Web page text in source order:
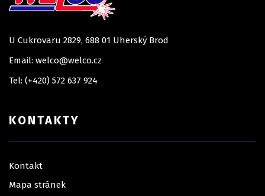
U Cukrovaru 2829, 688 01 Uherský Brod
Email: welco@welco.cz
Tel: (+420) 572 637 924
KONTAKTY
Kontakt
Mapa stránek